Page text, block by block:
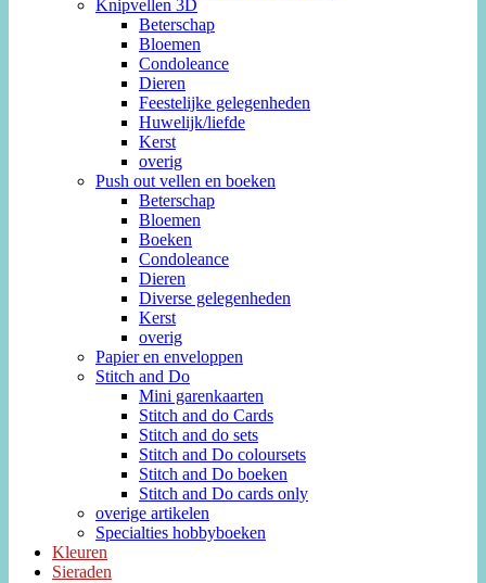
Knipvellen 3D
Beterschap
Bloemen
Condoleance
Dieren
Feestelijke gelegenheden
Huwelijk/liefde
Kerst
overig
Push out vellen en boeken
Beterschap
Bloemen
Boeken
Condoleance
Dieren
Diverse gelegenheden
Kerst
overig
Papier en enveloppen
Stitch and Do
Mini garenkaarten
Stitch and do Cards
Stitch and do sets
Stitch and Do coloursets
Stitch and Do boeken
Stitch and Do cards only
overige artikelen
Specialties hobbyboeken
Kleuren
Sieraden